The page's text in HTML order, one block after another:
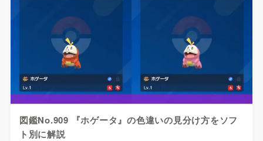
図鑑No.909 『ホゲータ』の色違いの見分け方をソフ
ト別に解説